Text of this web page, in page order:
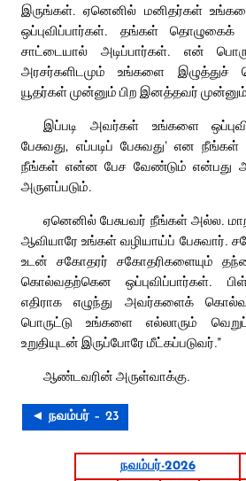
இருங்கள். ஏனெனில் மனிதர்கள்
ஒப்புவிப்பார்கள். தங்கள்
சாட்டையால் அடிப்பார்கள். என்
அரசர்களிடமும் உங்களை இழுத்துச்
யூதர்கள் முன்னும் பிற இனத்தவர்
இப்படி அவர்கள் உங்களை
பேசுவது, எப்படிப் பேசுவது’ என
நீங்கள் என்ன பேச வேண்டும் என்பது
அருளப்படும்.
ஏனெனில் பேசுபவர் நீங்கள் அல்ல.
ஆவியாரே உங்கள் வழியாய்ப் பேசுவார்.
உடன் சகோதரர் சகோதரிகளையும்
கொல்வதற்கென ஒப்புவிப்பார்கள்.
எதிராக எழுந்து அவர்களைக்
பொருட்டு உங்களை எல்லாரும்
உறுதியுடன் இருப்போரே மீட்கப்படுவர்.”
ஆண்டவரின் அருள்வாக்கு.
◄ நவம்பர் – 23
நவம்பர்-2026